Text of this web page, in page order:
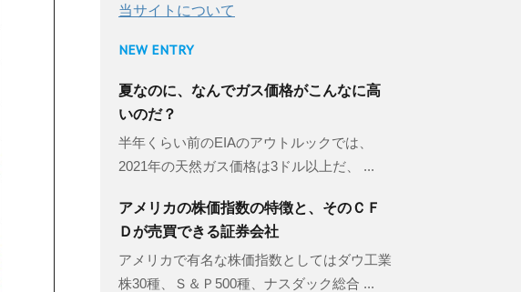
当サイトについて
NEW ENTRY
夏なのに、なんでガス価格がこんなに高
いのだ？
半年くらい前のEIAのアウトルックでは、
2021年の天然ガス価格は3ドル以上だ、 ...
アメリカの株価指数の特徴と、そのＣＦ
Ｄが売買できる証券会社
アメリカで有名な株価指数としてはダウ工業
株30種、Ｓ＆Ｐ500種、ナスダック総合 ...